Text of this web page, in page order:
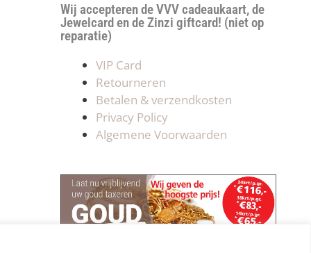
Wij accepteren de VVV cadeaukaart, de
Jewelcard en de Zinzi giftcard! (niet op
reparatie)
VIP Card
Retourneren
Betalen & verzendkosten
Privacy Policy
Algemene Voorwaarden